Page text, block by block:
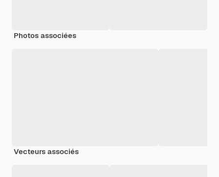
Photos associées
Vecteurs associés